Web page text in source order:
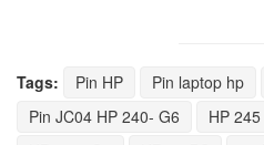
Tags: Pin HP Pin laptop hp
Pin JC04 HP 240- G6
HP